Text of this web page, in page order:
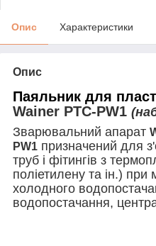
Опис Характеристики
Опис
Паяльник для
Wainer PTC-PW1
Зварювальний апарат
PW1 призначений для
труб і фітингів з
поліетилену та ін.) при
холодного
водопостачання,